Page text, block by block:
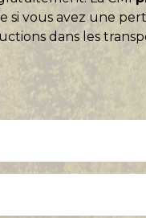
si vous avez une
dans les